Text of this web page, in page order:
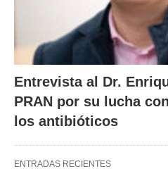
Entrevista al Dr.
PRAN por su lucha
los antibióticos
ENTRADAS RECIENTES